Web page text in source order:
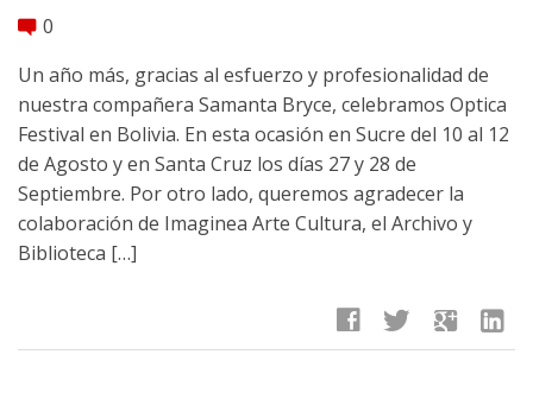
comment 0
Un año más, gracias al esfuerzo y profesionalidad de
nuestra compañera Samanta Bryce, celebramos Optica
Festival en Bolivia. En esta ocasión en Sucre del 10 al 12
de Agosto y en Santa Cruz los dí­as 27 y 28 de
Septiembre. Por otro lado, queremos agradecer la
colaboración de Imaginea Arte Cultura, el Archivo y
Biblioteca […]
facebook twitter google linkedin